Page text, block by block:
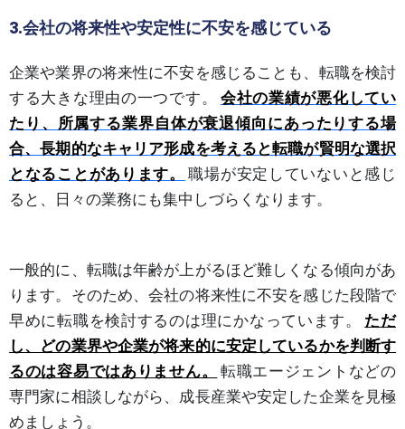
3.会社の将来性や安定性に不安を感じている
企業や業界の将来性に不安を感じることも、転職を検討
する大きな理由の一つです。
会社の業績が悪化してい
たり、所属する業界自体が衰退傾向にあったりする場
合、長期的なキャリア形成を考えると転職が賢明な選択
となることがあります。
職場が安定していないと感じ
ると、日々の業務にも集中しづらくなります。
一般的に、転職は年齢が上がるほど難しくなる傾向があ
ります。そのため、会社の将来性に不安を感じた段階で
早めに転職を検討するのは理にかなっています。
ただ
し、どの業界や企業が将来的に安定しているかを判断す
るのは容易ではありません。
転職エージェントなどの
専門家に相談しながら、成長産業や安定した企業を見極
めましょう。